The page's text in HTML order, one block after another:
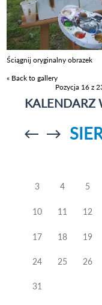
Ściągnij oryginalny obrazek
« Back to gallery
Pozycja 16 z
KALENDARZ
Przejdź doPrzejdź do
3 4 5
10 11 12
17 18 19
24 25 26
31